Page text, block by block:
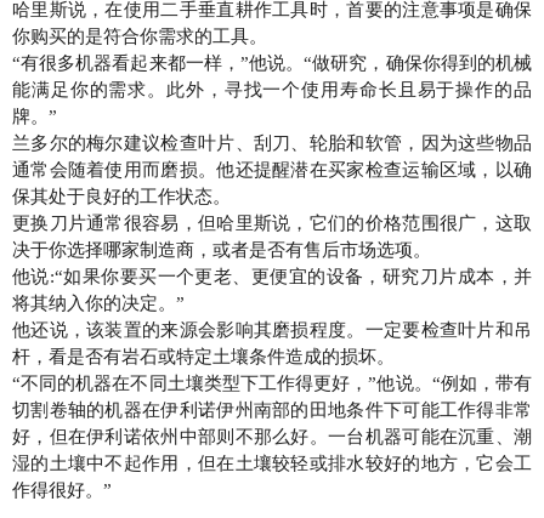
哈里斯说，在使用二手垂直耕作工具时，首要的注意事项是确保
你购买的是符合你需求的工具。
“有很多机器看起来都一样，”他说。“做研究，确保你得到的机械
能满足你的需求。此外，寻找一个使用寿命长且易于操作的品
牌。”
兰多尔的梅尔建议检查叶片、刮刀、轮胎和软管，因为这些物品
通常会随着使用而磨损。他还提醒潜在买家检查运输区域，以确
保其处于良好的工作状态。
更换刀片通常很容易，但哈里斯说，它们的价格范围很广，这取
决于你选择哪家制造商，或者是否有售后市场选项。
他说:“如果你要买一个更老、更便宜的设备，研究刀片成本，并
将其纳入你的决定。”
他还说，该装置的来源会影响其磨损程度。一定要检查叶片和吊
杆，看是否有岩石或特定土壤条件造成的损坏。
“不同的机器在不同土壤类型下工作得更好，”他说。“例如，带有
切割卷轴的机器在伊利诺伊州南部的田地条件下可能工作得非常
好，但在伊利诺依州中部则不那么好。一台机器可能在沉重、潮
湿的土壤中不起作用，但在土壤较轻或排水较好的地方，它会工
作得很好。”